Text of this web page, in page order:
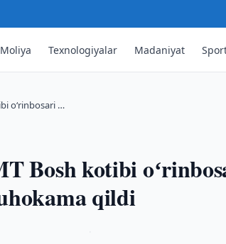
Moliya Texnologiyalar Madaniyat
oʻrinbosari …
Bosh kotibi
qildi